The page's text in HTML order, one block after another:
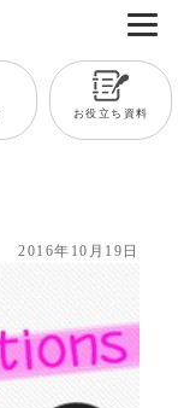
お役立ち資料
2016年10月19日